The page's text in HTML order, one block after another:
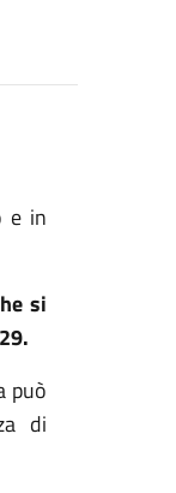
e in
si
può
di